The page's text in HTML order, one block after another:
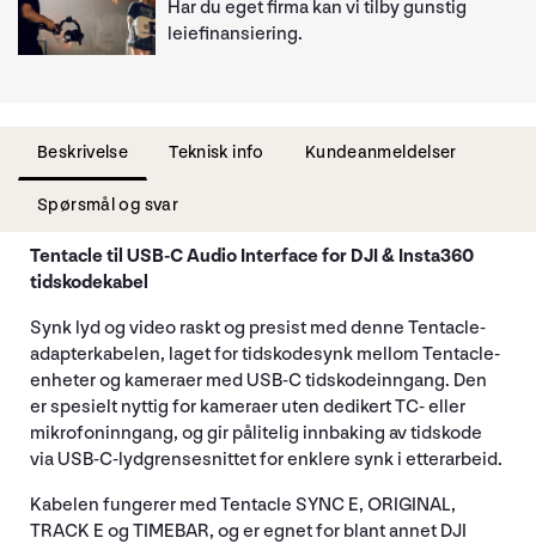
Har du eget firma kan vi tilby gunstig
leiefinansiering.
Beskrivelse Teknisk info Kundeanmeldelser
Spørsmål og svar
Tentacle til USB-C Audio Interface for DJI & Insta360
tidskodekabel
Synk lyd og video raskt og presist med denne Tentacle-
adapterkabelen, laget for tidskodesynk mellom Tentacle-
enheter og kameraer med USB-C tidskodeinngang. Den
er spesielt nyttig for kameraer uten dedikert TC- eller
mikrofoninngang, og gir pålitelig innbaking av tidskode
via USB-C-lydgrensesnittet for enklere synk i etterarbeid.
Kabelen fungerer med Tentacle SYNC E, ORIGINAL,
TRACK E og TIMEBAR, og er egnet for blant annet DJI